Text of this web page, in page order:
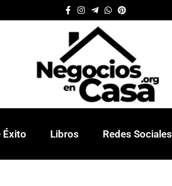
Éxito Libros Redes Sociales